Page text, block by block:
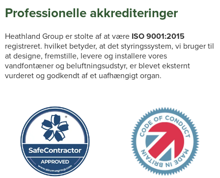
Professionelle akkrediteringer
Heathland Group er stolte af at være ISO 9001:2015
registreret. hvilket betyder, at det styringssystem, vi bruger til
at designe, fremstille, levere og installere vores
vandfontæner og beluftningsudstyr, er blevet eksternt
vurderet og godkendt af et uafhængigt organ.